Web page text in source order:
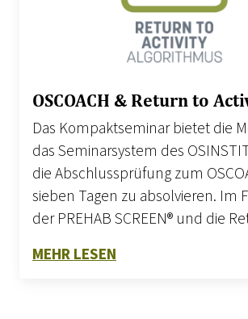
OSCOACH & Return to
Das Kompaktseminar bietet die
das Seminarsystem des
die Abschlussprüfung zum
sieben Tagen zu absolvieren. Im
der PREHAB SCREEN® und die
MEHR LESEN